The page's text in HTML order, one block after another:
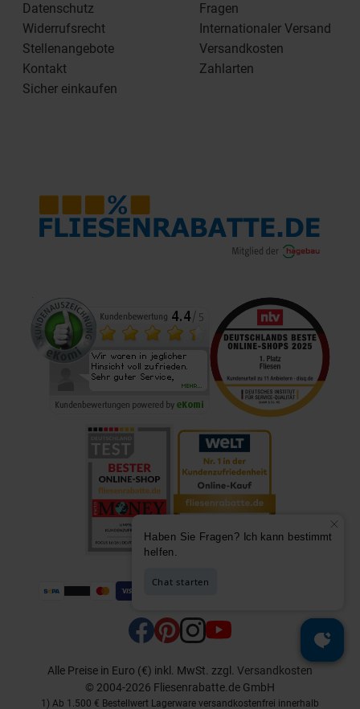
Datenschutz
Widerrufsrecht
Stellenangebote
Kontakt
Sicher einkaufen
Fragen
Internationaler Versand
Versandkosten
Zahlarten
Alle Preise in Euro (€) inkl. MwSt. zzgl. Versandkosten
© 2004-2026 Fliesenrabatte.de GmbH
1) Ab 1.500 € Bestellwert Lagerware versandkostenfrei innerhalb